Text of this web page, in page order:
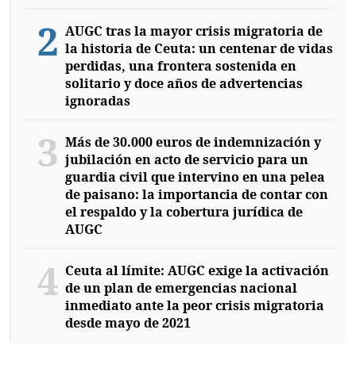
2 AUGC tras la mayor crisis migratoria de
la historia de Ceuta: un centenar de vidas
perdidas, una frontera sostenida en
solitario y doce años de advertencias
ignoradas
3 Más de 30.000 euros de indemnización y
jubilación en acto de servicio para un
guardia civil que intervino en una pelea
de paisano: la importancia de contar con
el respaldo y la cobertura jurídica de
AUGC
4 Ceuta al límite: AUGC exige la activación
de un plan de emergencias nacional
inmediato ante la peor crisis migratoria
desde mayo de 2021